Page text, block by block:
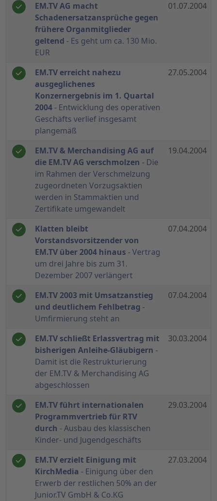
EM.TV AG macht
Schadenersatzansprüche gegen
frühere Organmitglieder
geltend - Es geht um ca. 130 Mio.
EUR
01.07.2004
EM.TV erreicht nahezu
ausgeglichenes
Konzernergebnis im 1. Quartal
2004- Entwicklung des operativen
Geschäfts verlief insgesamt
plangemäß
27.05.2004
EM.TV & Merchandising AG auf
die EM.TV AG verschmolzen - Die
im Rahmen der Verschmelzung
zugeordneten Vorzugsaktien
werden in Stammaktien und
Zertifikate umgewandelt
19.04.2004
Klatten bleibt
Vorstandsvorsitzender von
EM.TV über 2004 hinaus - Vertrag
um drei Jahre bis zum 31.
Dezember 2007 verlängert
07.04.2004
EM.TV 2003 mit Umsatzanstieg
und deutlichem Fehlbetrag -
Umfirmierung steht an
07.04.2004
EM.TV schließt Erlassvertrag mit
bisherigen Anleihe-Gläubigern -
Damit ist die Restrukturierung
der EM.TV & Merchandising AG
abgeschlossen
30.03.2004
EM.TV führt internationalen
Programmvertrieb für RTV
durch - Ausbau des klassischen
Kinder- und Jugendgeschäfts
29.03.2004
EM.TV erzielt Einigung mit
KirchMedia - Einigung über den
Erwerb der restlichen 50% an der
Junior.TV GmbH & Co.KG
27.03.2004